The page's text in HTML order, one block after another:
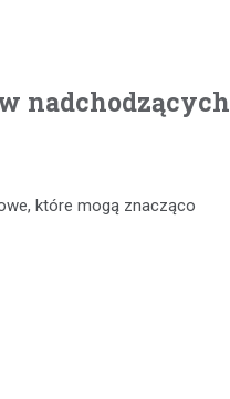
nadchodzących
które mogą znacząco